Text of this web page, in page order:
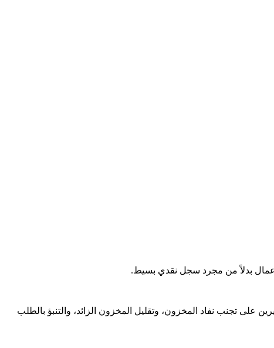
أعمال بدلاً من مجرد سجل نقدي بسيط.
على تجنب نفاد المخزون، وتقليل المخزون الزائد، والتنبؤ بالطلب